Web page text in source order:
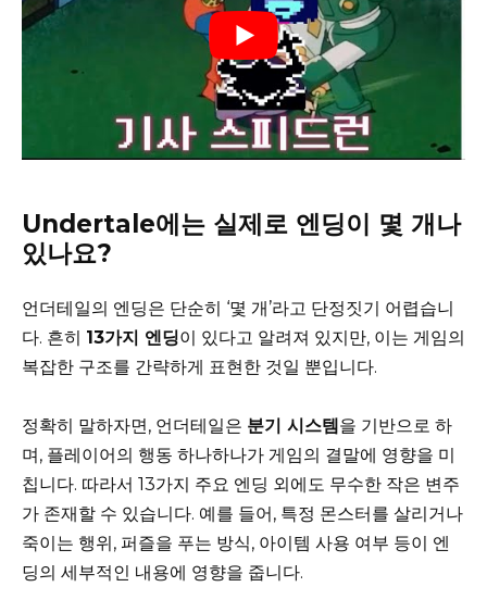
Undertale에는 실제로 엔딩이 몇 개나
있나요?
언더테일의 엔딩은 단순히 ‘몇 개’라고 단정짓기 어렵습니
다. 흔히 13가지 엔딩이 있다고 알려져 있지만, 이는 게임의
복잡한 구조를 간략하게 표현한 것일 뿐입니다.
정확히 말하자면, 언더테일은 분기 시스템을 기반으로 하
며, 플레이어의 행동 하나하나가 게임의 결말에 영향을 미
칩니다. 따라서 13가지 주요 엔딩 외에도 무수한 작은 변주
가 존재할 수 있습니다. 예를 들어, 특정 몬스터를 살리거나
죽이는 행위, 퍼즐을 푸는 방식, 아이템 사용 여부 등이 엔
딩의 세부적인 내용에 영향을 줍니다.